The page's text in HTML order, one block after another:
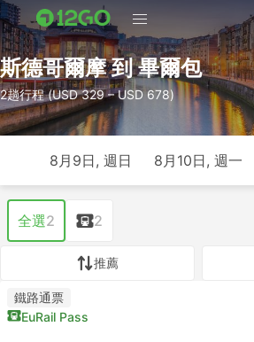
斯德哥爾摩 到 畢爾包
2趟行程 (USD 329 – USD 678)
8月9日, 週日 8月10日, 週一
全選2 2
推薦
鐵路通票
EuRail Pass